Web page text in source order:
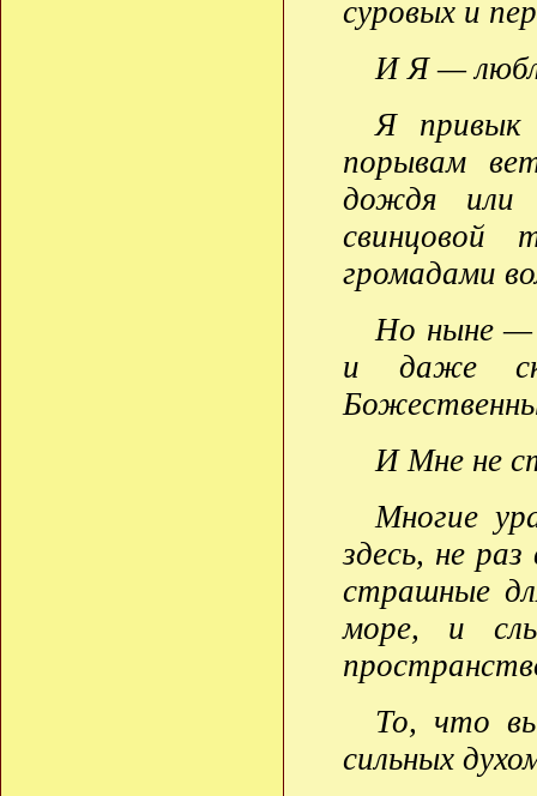
суровых и
И Я —
Я
порывам
дождя или
свинцовой
громадами
Но ныне —
и даже
И Мне не
Многие
здесь, не
страшные
море, и
То, что
сильных